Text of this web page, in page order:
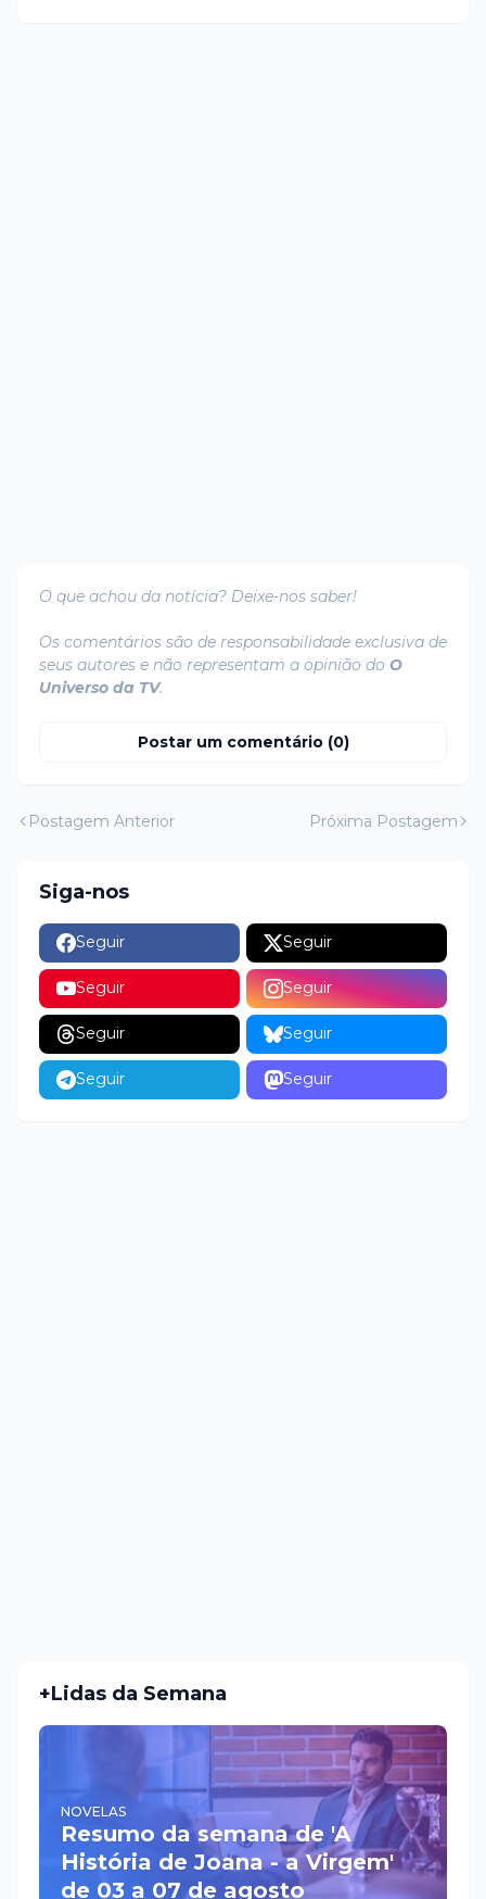
O que achou da notícia? Deixe-nos saber!
Os comentários são de responsabilidade exclusiva de
seus autores e não representam a opinião do O
Universo da TV.
Postar um comentário (0)
Postagem Anterior Próxima Postagem
Siga-nos
Seguir Seguir
Seguir Seguir
Seguir Seguir
Seguir Seguir
+Lidas da Semana
NOVELAS
Resumo da semana de 'A
História de Joana - a Virgem'
de 03 a 07 de agosto